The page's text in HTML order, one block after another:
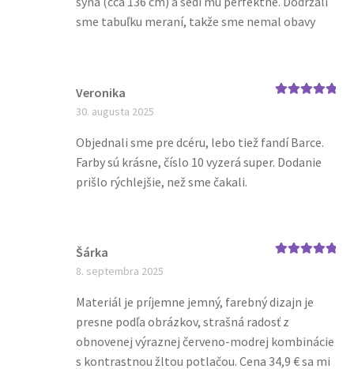
sme tabuľku meraní, takže sme nemal obavy
Veronika
30. augusta 2025
Objednali sme pre dcéru, lebo tiež fandí Barce.
Farby sú krásne, číslo 10 vyzerá super. Dodanie
prišlo rýchlejšie, než sme čakali.
Šárka
8. septembra 2025
Materiál je príjemne jemný, farebný dizajn je
presne podľa obrázkov, strašná radosť z
obnovenej výraznej červeno-modrej kombinácie
s kontrastnou žltou potlačou. Cena 34,9 € sa mi